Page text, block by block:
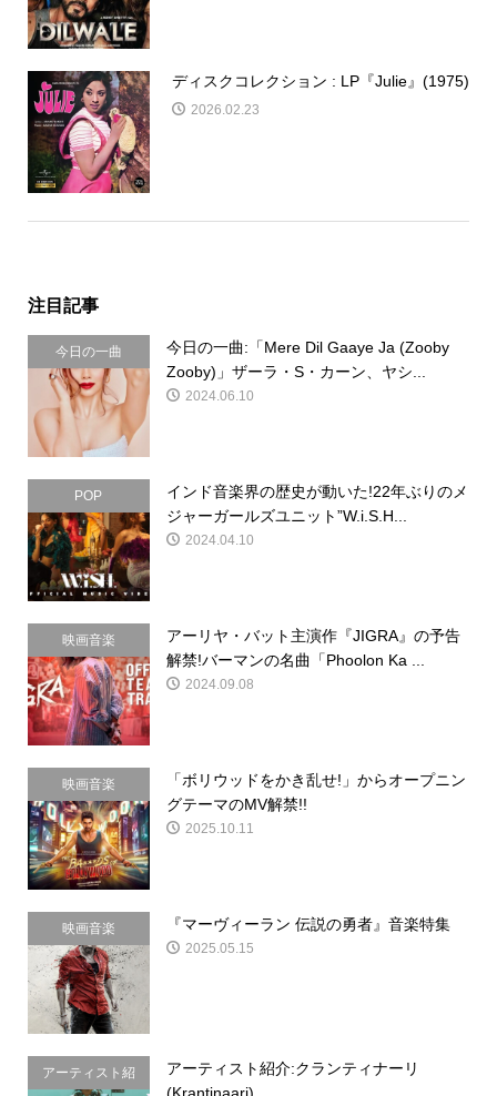
ディスクコレクション : LP『Julie』(1975)
2026.02.23
注目記事
今日の一曲
今日の一曲:「Mere Dil Gaaye Ja (Zooby
Zooby)」ザーラ・S・カーン、ヤシ...
2024.06.10
POP
インド音楽界の歴史が動いた!22年ぶりのメ
ジャーガールズユニット”W.i.S.H...
2024.04.10
映画音楽
アーリヤ・バット主演作『JIGRA』の予告
解禁!バーマンの名曲「Phoolon Ka ...
2024.09.08
映画音楽
「ボリウッドをかき乱せ!」からオープニン
グテーマのMV解禁!!
2025.10.11
映画音楽 『マーヴィーラン 伝説の勇者』音楽特集
2025.05.15
アーティスト紹
アーティスト紹介:クランティナーリ
(Krantinaari)